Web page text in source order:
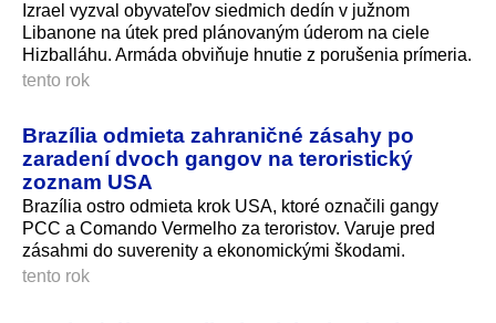
Izrael vyzval obyvateľov siedmich dedín v južnom
Libanone na útek pred plánovaným úderom na ciele
Hizballáhu. Armáda obviňuje hnutie z porušenia prímeria.
tento rok
Brazília odmieta zahraničné zásahy po
zaradení dvoch gangov na teroristický
zoznam USA
Brazília ostro odmieta krok USA, ktoré označili gangy
PCC a Comando Vermelho za teroristov. Varuje pred
zásahmi do suverenity a ekonomickými škodami.
tento rok